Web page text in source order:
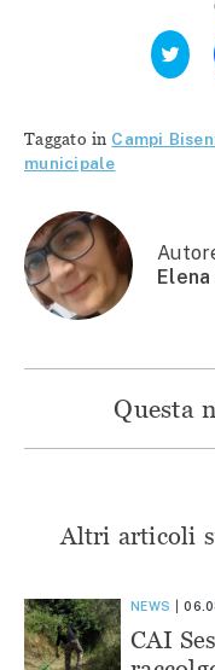
Fai
clic
qui
(Si
Taggato in Campi
municipale
Questa
Altri articoli
NEWS
CAI